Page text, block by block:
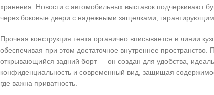
хранения. Новости с автомобильных выставок подчеркивают
через боковые двери с надежными защелками,
Прочная конструкция тента органично вписывается в линии
обеспечивая при этом достаточное внутреннее пространство.
открывающийся задний борт — он создан для удобства,
конфиденциальность и современный вид, защищая
где важна приватность.